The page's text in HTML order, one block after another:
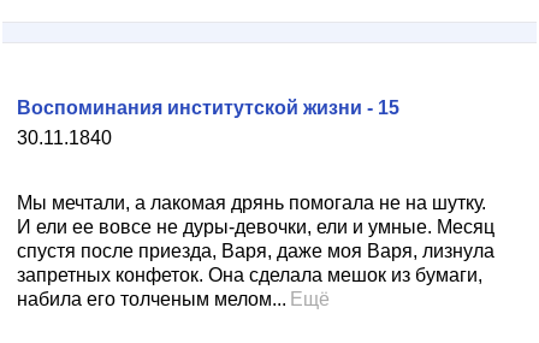
30.11.1840
Воспоминания институтской жизни - 15
Мы мечтали, а лакомая дрянь помогала не на шутку.
И ели ее вовсе не дуры-девочки, ели и умные. Месяц
спустя после приезда, Варя, даже моя Варя, лизнула
запретных конфеток. Она сделала мешок из бумаги,
набила его толченым мелом... Ещё